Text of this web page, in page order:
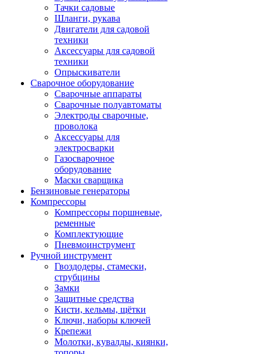
Тачки садовые
Шланги, рукава
Двигатели для садовой
техники
Аксессуары для садовой
техники
Опрыскиватели
Сварочное оборудование
Сварочные аппараты
Сварочные полуавтоматы
Электроды сварочные,
проволока
Аксессуары для
электросварки
Газосварочное
оборудование
Маски сварщика
Бензиновые генераторы
Компрессоры
Компрессоры поршневые,
ременные
Комплектующие
Пневмоинструмент
Ручной инструмент
Гвоздодеры, стамески,
струбцины
Замки
Защитные средства
Кисти, кельмы, щётки
Ключи, наборы ключей
Крепежи
Молотки, кувалды, киянки,